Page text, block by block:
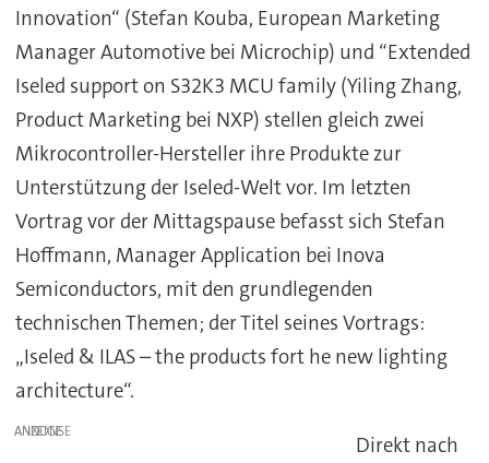
Innovation“ (Stefan Kouba, European Marketing
Manager Automotive bei Microchip) und “Extended
Iseled support on S32K3 MCU family (Yiling Zhang,
Product Marketing bei NXP) stellen gleich zwei
Mikrocontroller-Hersteller ihre Produkte zur
Unterstützung der Iseled-Welt vor. Im letzten
Vortrag vor der Mittagspause befasst sich Stefan
Hoffmann, Manager Application bei Inova
Semiconductors, mit den grundlegenden
technischen Themen; der Titel seines Vortrags:
„Iseled & ILAS – the products fort he new lighting
architecture“.
ANZEIGE
Direkt nach